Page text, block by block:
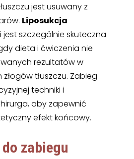
jest usuwany z
Liposukcja
jest szczególnie skuteczna
dieta i ćwiczenia nie
rezultatów w
tłuszczu. Zabieg
techniki i
aby zapewnić
efekt końcowy.
zabiegu